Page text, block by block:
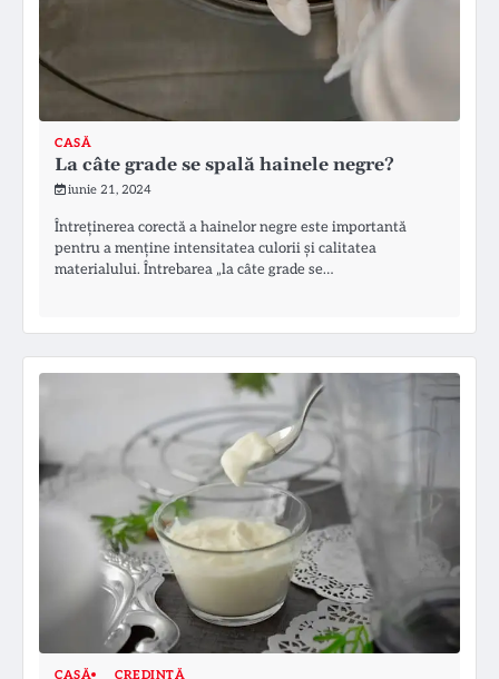
CASĂ
La câte grade se spală hainele negre?
iunie 21, 2024
Întreținerea corectă a hainelor negre este importantă
pentru a menține intensitatea culorii și calitatea
materialului. Întrebarea „la câte grade se…
CASĂ CREDINȚĂ